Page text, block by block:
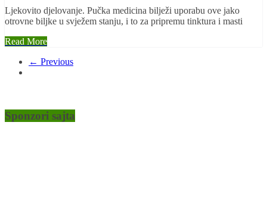
Ljekovito djelovanje. Pučka medicina bilježi uporabu ove jako
otrovne biljke u svježem stanju, i to za pripremu tinktura i masti
Read More
← Previous
Sponzori sajta